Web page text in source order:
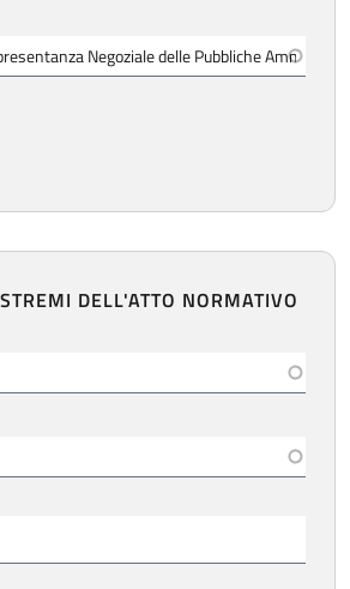
DELL'ATTO NORMATIVO